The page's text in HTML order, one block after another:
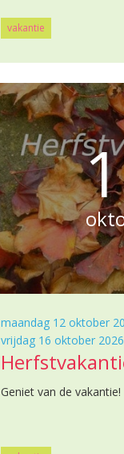
vakantie
maandag 12 oktober
vrijdag 16 oktober 2026
Geniet van de vakantie!